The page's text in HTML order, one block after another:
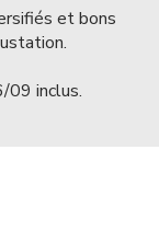
et bons
09 inclus.